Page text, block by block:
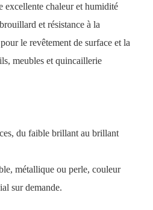
excellente chaleur et humidité
et résistance à la
le revêtement de surface et la
meubles et quincaillerie
du faible brillant au brillant
métallique ou perle, couleur
sur demande.